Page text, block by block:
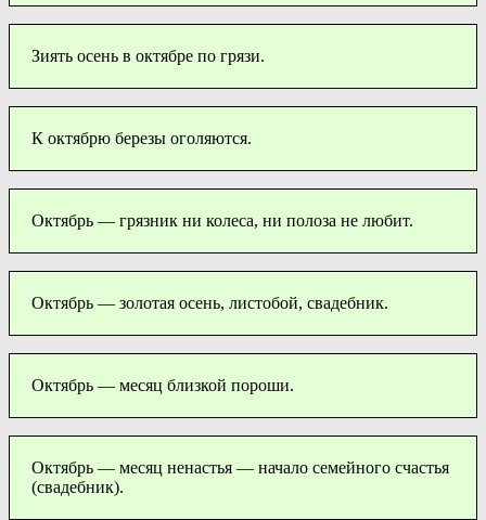
Зиять осень в октябре по грязи.
К октябрю березы оголяются.
Октябрь — грязник ни колеса, ни полоза не любит.
Октябрь — золотая осень, листобой, свадебник.
Октябрь — месяц близкой пороши.
Октябрь — месяц ненастья — начало семейного счастья
(свадебник).